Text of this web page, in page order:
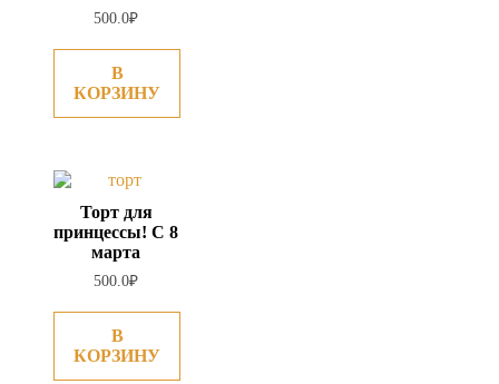
500.0₽
В
КОРЗИНУ
Торт для
принцессы! С 8
марта
500.0₽
В
КОРЗИНУ